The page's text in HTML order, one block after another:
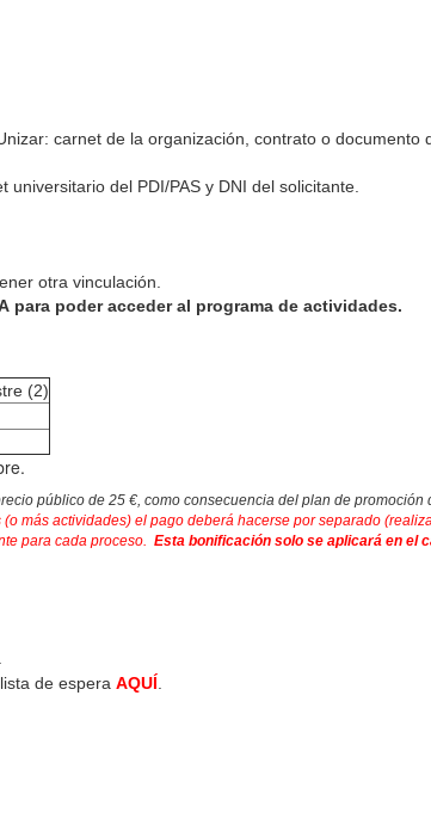
carnet de la organización, contrato o documento
del PDI/PAS y DNI del solicitante.
otra vinculación.
para poder acceder al programa de actividades.
(2)
público de 25 €, como consecuencia del plan de promoción
más actividades) el pago deberá hacerse por separado
para cada proceso. Esta bonificación solo se aplicará en el
de espera AQUÍ.